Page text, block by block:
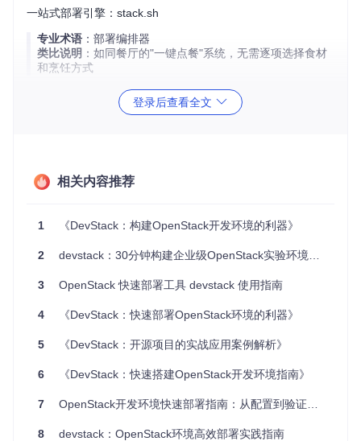
一站式部署引擎：stack.sh
专业术语 ：部署编排器
类比说明 ：如同餐厅的"一键点餐"系统，无需逐项选择食材
和烹饪方式
devstack的核心引擎stack.sh集成了OpenStack全组件的部
署逻辑。不同于传统部署需要依次安装Nova、Neutron、Glan
并行启动服务组件
📌关键操作：
git clone https://gitcode.com/gh_mirrors/de/devstack
# 进入项目目录
# 执行部署（首次运行约20分钟）
展示了多服务并行启动的会话界面，每个窗口对应不同OpenS
登录后查看全文
相关内容推荐
1 《DevStack：构建OpenStack开发环境的利器》
2 devstack：30分钟构建企业级OpenStack实验环境的终极方案
3 OpenStack 快速部署工具 devstack 使用指南
4 《DevStack：快速部署OpenStack环境的利器》
5 《DevStack：开源项目的实战应用案例解析》
6 《DevStack：快速搭建OpenStack开发环境指南》
7 OpenStack开发环境快速部署指南：从配置到验证的全流程实践
8 devstack：OpenStack环境高效部署实践指南